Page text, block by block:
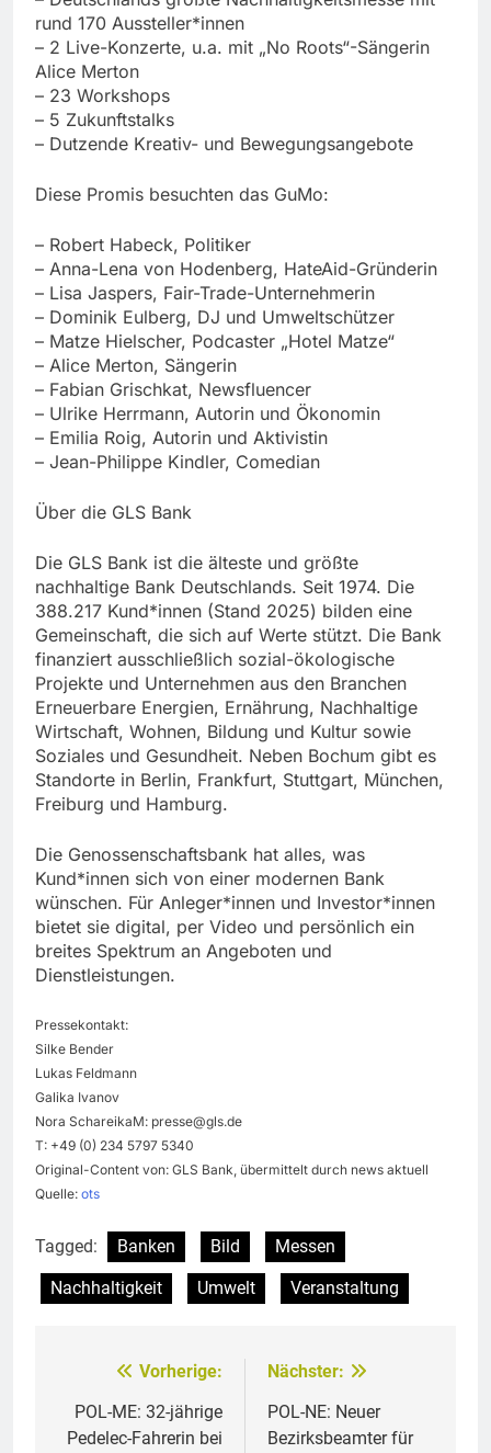
rund 170 Aussteller*innen
– 2 Live-Konzerte, u.a. mit „No Roots“-Sängerin
Alice Merton
– 23 Workshops
– 5 Zukunftstalks
– Dutzende Kreativ- und Bewegungsangebote
Diese Promis besuchten das GuMo:
– Robert Habeck, Politiker
– Anna-Lena von Hodenberg, HateAid-Gründerin
– Lisa Jaspers, Fair-Trade-Unternehmerin
– Dominik Eulberg, DJ und Umweltschützer
– Matze Hielscher, Podcaster „Hotel Matze“
– Alice Merton, Sängerin
– Fabian Grischkat, Newsfluencer
– Ulrike Herrmann, Autorin und Ökonomin
– Emilia Roig, Autorin und Aktivistin
– Jean-Philippe Kindler, Comedian
Über die GLS Bank
Die GLS Bank ist die älteste und größte
nachhaltige Bank Deutschlands. Seit 1974. Die
388.217 Kund*innen (Stand 2025) bilden eine
Gemeinschaft, die sich auf Werte stützt. Die Bank
finanziert ausschließlich sozial-ökologische
Projekte und Unternehmen aus den Branchen
Erneuerbare Energien, Ernährung, Nachhaltige
Wirtschaft, Wohnen, Bildung und Kultur sowie
Soziales und Gesundheit. Neben Bochum gibt es
Standorte in Berlin, Frankfurt, Stuttgart, München,
Freiburg und Hamburg.
Die Genossenschaftsbank hat alles, was
Kund*innen sich von einer modernen Bank
wünschen. Für Anleger*innen und Investor*innen
bietet sie digital, per Video und persönlich ein
breites Spektrum an Angeboten und
Dienstleistungen.
Pressekontakt:
Silke Bender
Lukas Feldmann
Galika Ivanov
Nora SchareikaM: presse@gls.de
T: +49 (0) 234 5797 5340
Original-Content von: GLS Bank, übermittelt durch news aktuell
Quelle: ots
Tagged: Banken Bild
Messen
Nachhaltigkeit
Umwelt Veranstaltung
Beitragsnavigation
Vorherige:
POL-ME: 32-jährige
Pedelec-Fahrerin bei
Nächster:
POL-NE: Neuer
Bezirksbeamter für